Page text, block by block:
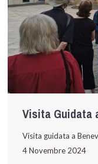
Visita Guidata
Visita guidata a
4 Novembre 2024